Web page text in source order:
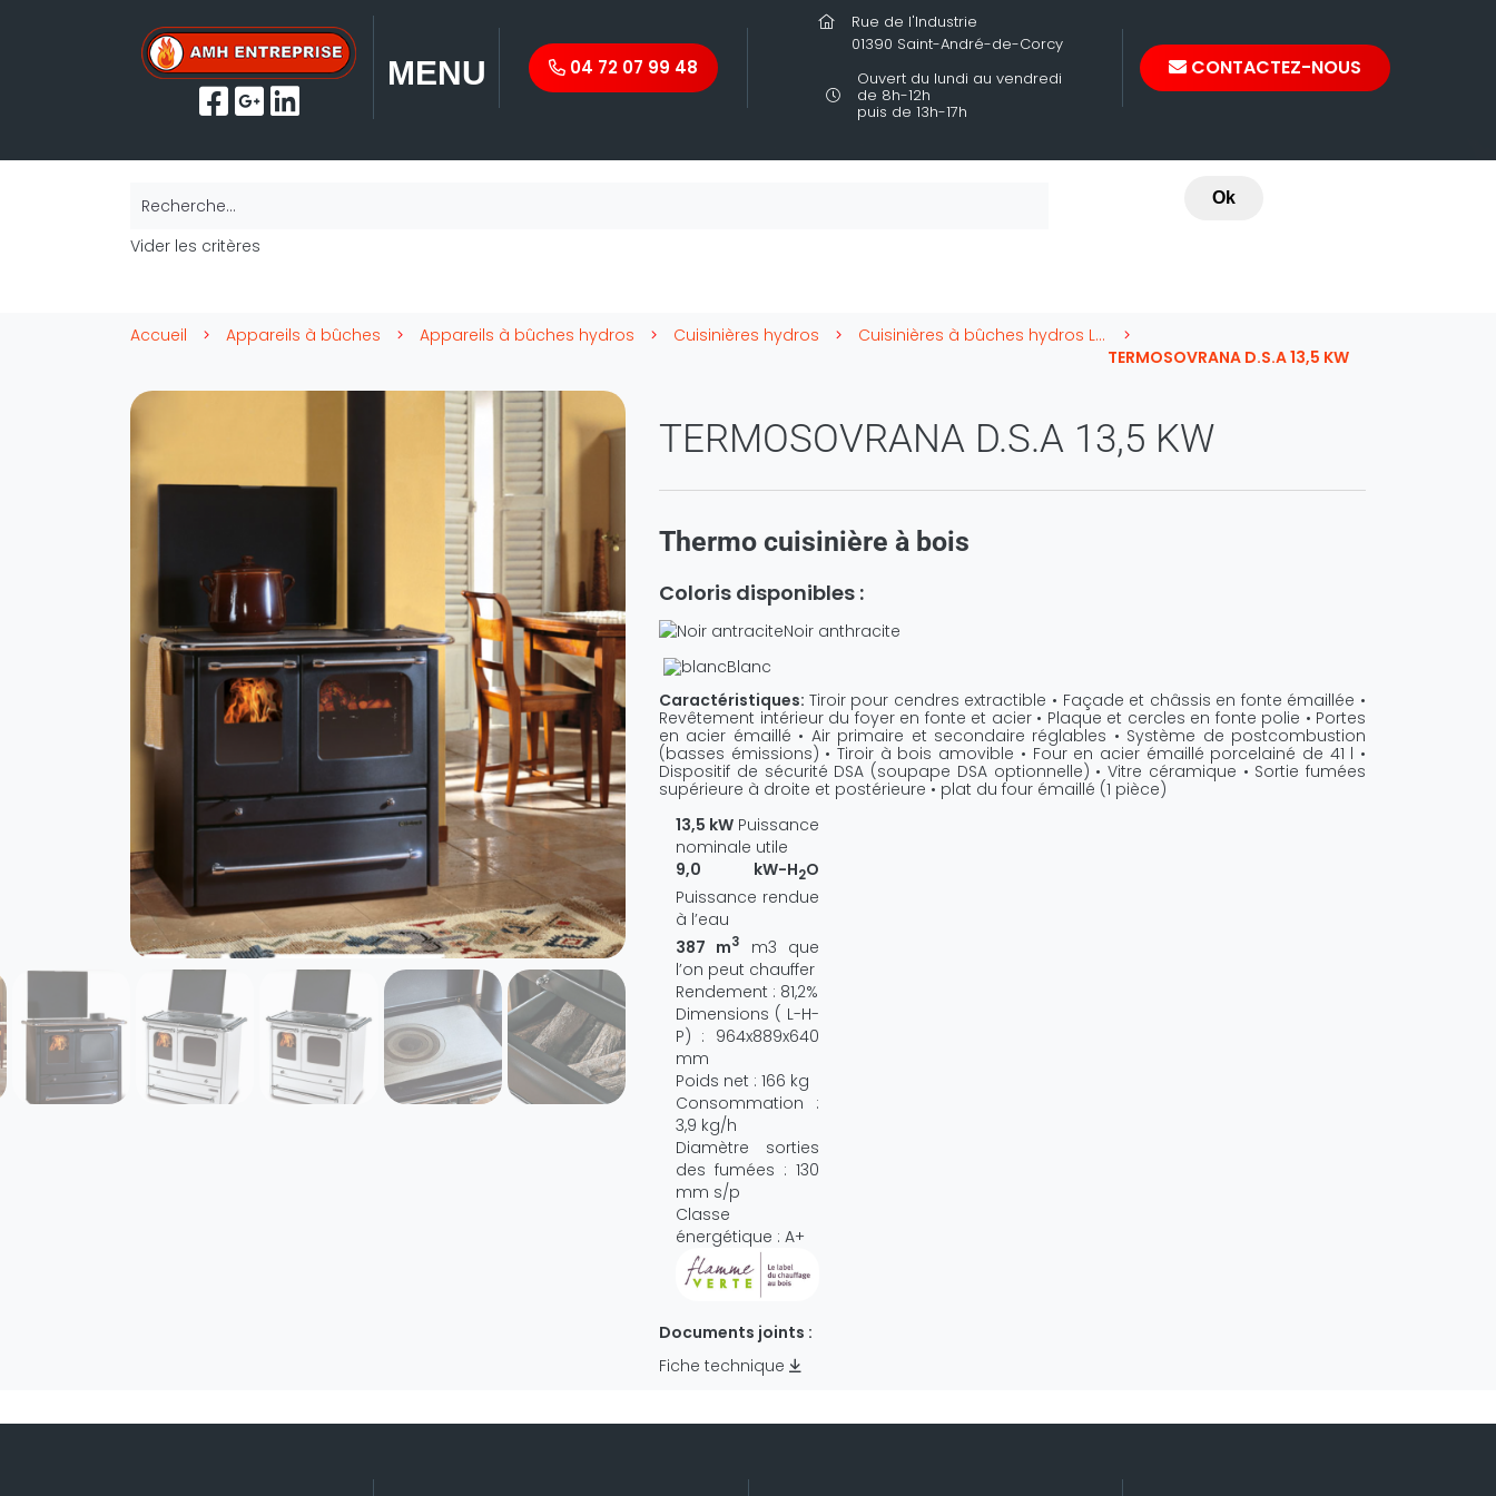
MENU 04 72 07 99 48
Rue de l'Industrie
01390 Saint-André-de-Corcy
Ouvert du lundi au vendredi
de 8h-12h
puis de 13h-17h
CONTACTEZ-NOUS
Recherche... Ok
Vider les critères
Accueil Appareils à bûches Appareils à bûches hydros Cuisinières hydros
Cuisinières à bûches hydros La Nordica
TERMOSOVRANA D.S.A 13,5 KW
TERMOSOVRANA D.S.A 13,5 KW
Thermo cuisinière à bois
Coloris disponibles :
Noir anthracite
Blanc
Caractéristiques: Tiroir pour cendres extractible • Façade et châssis en fonte émaillée •
Revêtement intérieur du foyer en fonte et acier • Plaque et cercles en fonte polie • Portes
en acier émaillé • Air primaire et secondaire réglables • Système de postcombustion
(basses émissions) • Tiroir à bois amovible • Four en acier émaillé porcelainé de 41 l •
Dispositif de sécurité DSA (soupape DSA optionnelle) • Vitre céramique • Sortie fumées
supérieure à droite et postérieure • plat du four émaillé (1 pièce)
13,5 kW Puissance
nominale utile
9,0 kW-H2O
Puissance rendue
à l’eau
387 m3 m3 que
l’on peut chauffer
Rendement : 81,2%
Dimensions ( L-H-
P) : 964x889x640
mm
Poids net : 166 kg
Consommation :
3,9 kg/h
Diamètre sorties
des fumées : 130
mm s/p
Classe
énergétique : A+
Documents joints :
Fiche technique